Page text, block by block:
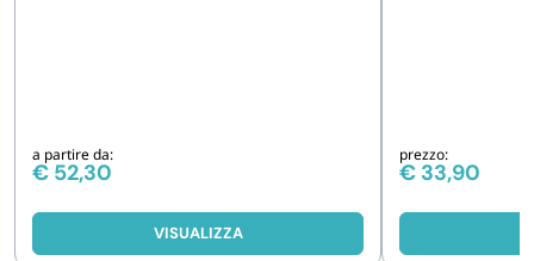
a partire da:
€ 52,30
VISUALIZZA
prezzo:
€ 33,90